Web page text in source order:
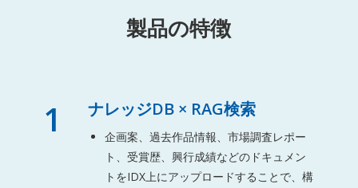
製品の特徴
1 ナレッジDB × RAG検索
企画案、過去作品情報、市場調査レポー
ト、受賞歴、興行成績などのドキュメン
トをIDX上にアップロードすることで、構